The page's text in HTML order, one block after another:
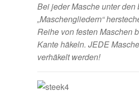
Bei jeder Masche unter den
„Maschengliedern“
Reihe von festen Maschen
Kante häkeln. JEDE
verhäkelt werden!